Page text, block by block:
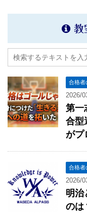
教
合格者
2026/
第一
合型
がプ
合格者
2026/
明治
のは